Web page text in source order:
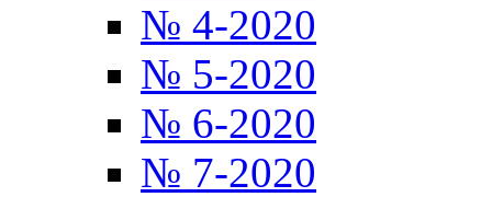
№ 4-2020
№ 5-2020
№ 6-2020
№ 7-2020